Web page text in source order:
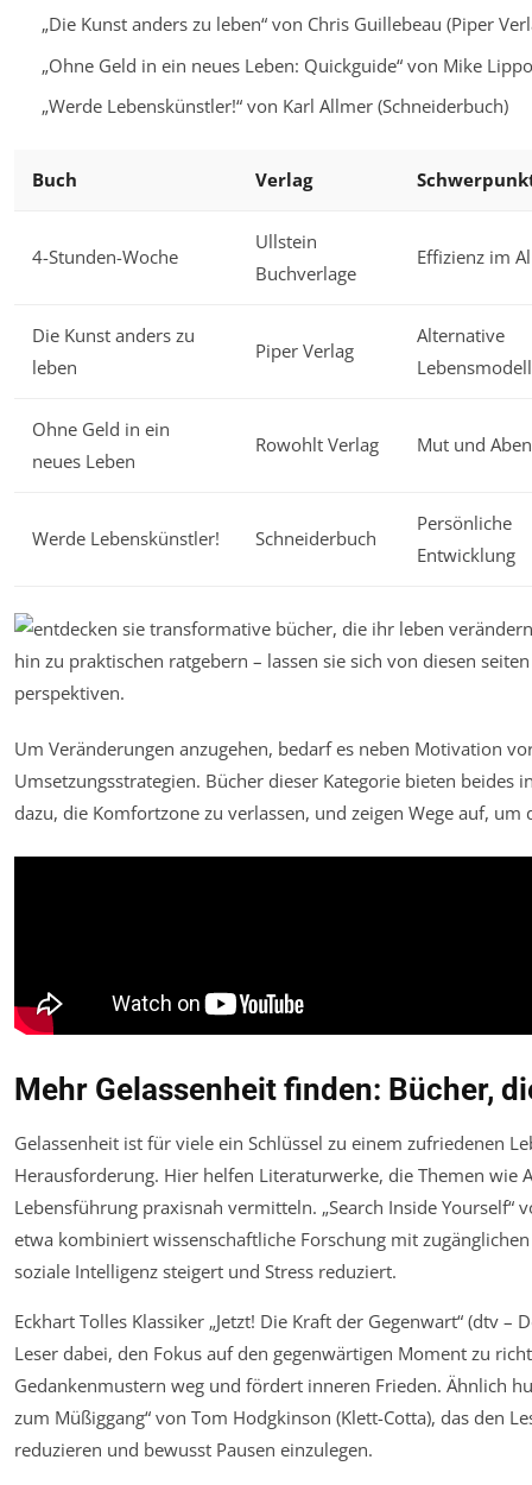
„Die Kunst anders zu leben“ von Chris Guillebeau (Piper
„Ohne Geld in ein neues Leben: Quickguide“ von Mike
„Werde Lebenskünstler!“ von Karl Allmer (Schneiderbuch)
Buch Verlag
4-Stunden-Woche
Ullstein
Buchverlage
Effizienz im
Die Kunst anders zu
leben
Piper Verlag
Alternative
Ohne Geld in ein
neues Leben
Rowohlt Verlag Mut und
Werde Lebenskünstler! Schneiderbuch
Persönliche
Entwicklung
Um Veränderungen anzugehen, bedarf es neben Motivation
Umsetzungsstrategien. Bücher dieser Kategorie bieten beides
dazu, die Komfortzone zu verlassen, und zeigen Wege auf,
Mehr Gelassenheit finden: Bücher,
Gelassenheit ist für viele ein Schlüssel zu einem zufriedenen
Herausforderung. Hier helfen Literaturwerke, die Themen wie
Lebensführung praxisnah vermitteln. „Search Inside Yourself“
etwa kombiniert wissenschaftliche Forschung mit
soziale Intelligenz steigert und Stress reduziert.
Eckhart Tolles Klassiker „Jetzt! Die Kraft der Gegenwart“ (dtv –
Leser dabei, den Fokus auf den gegenwärtigen Moment zu
Gedankenmustern weg und fördert inneren Frieden. Ähnlich
zum Müßiggang“ von Tom Hodgkinson (Klett-Cotta), das den
reduzieren und bewusst Pausen einzulegen.